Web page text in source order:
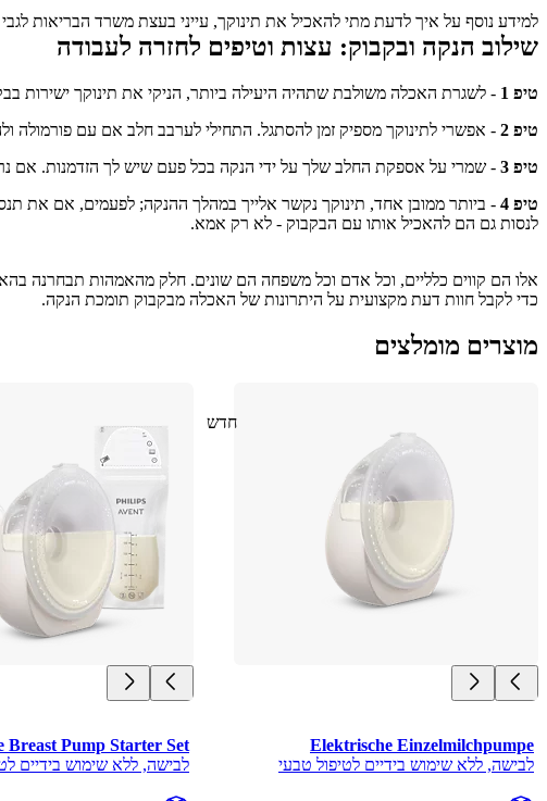
למידע נוסף על איך לדעת מתי להאכיל את תינוקך, עייני בעצת משרד הבריאות
שילוב הנקה ובקבוק: עצות וטיפים לחזרה לעבודה
טיפ 1
- לשגרת האכלה משולבת שתהיה היעילה ביותר, הניקי את תינוקך ישירות
טיפ 2
- אפשרי לתינוקך מספיק זמן להסתגל. התחילי לערבב חלב אם עם פורמולה
טיפ 3
- שמרי על אספקת החלב שלך על ידי הנקה בכל פעם שיש לך הזדמנות. אם
טיפ 4
לנסות גם הם להאכיל אותו עם הבקבוק - לא רק אמא.
כדי לקבל חוות דעת מקצועית על היתרונות של האכלה מבקבוק תומכת הנקה.
מוצרים מומלצים
חדש
Elektrische Einzelmilchpumpe
לבישה, ללא שימוש בידיים לטיפול טבעי
Breast Pump Starter Set
לבישה, ללא שימוש בידיים